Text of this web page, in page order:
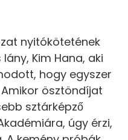
nyitókötetének
Kim Hana, aki
hogy egyszer
ösztöndíjat
sztárképző
úgy érzi,